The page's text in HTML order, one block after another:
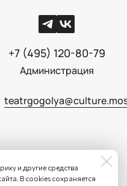
+7 (495) 120-80-79
Администрация
и другие средства
В cookies сохраняется